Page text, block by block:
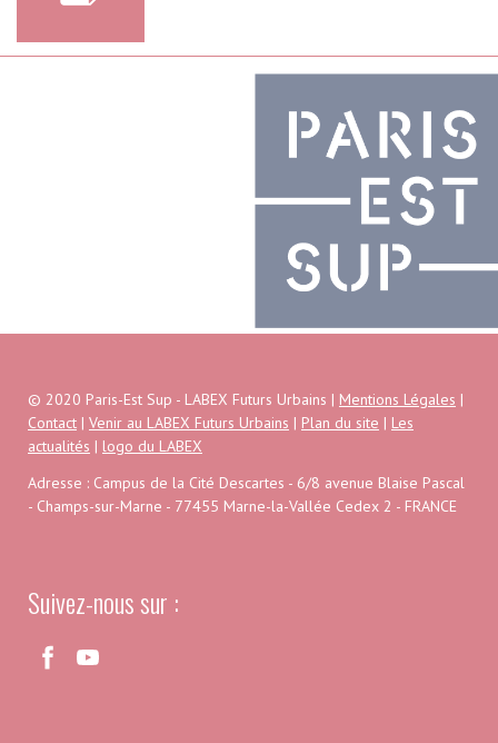
© 2020 Paris-Est Sup - LABEX Futurs Urbains | Mentions Légales |
Contact | Venir au LABEX Futurs Urbains | Plan du site | Les
actualités | logo du LABEX
Adresse : Campus de la Cité Descartes - 6/8 avenue Blaise Pascal
- Champs-sur-Marne - 77455 Marne-la-Vallée Cedex 2 - FRANCE
Suivez-nous sur :